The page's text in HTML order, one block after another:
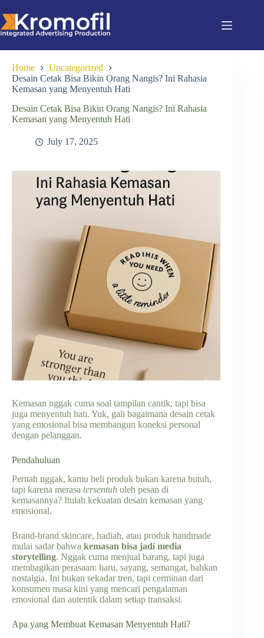
Home
Uncategorized
Desain Cetak Bisa Bikin Orang Nangis? Ini Rahasia
Kemasan yang Menyentuh Hati
Desain Cetak Bisa Bikin Orang Nangis? Ini Rahasia
Kemasan yang Menyentuh Hati
July 17, 2025
Kemasan nggak cuma soal tampilan cantik, tapi bisa
juga menyentuh hati. Yuk, gali bagaimana desain cetak
yang emosional bisa membangun koneksi personal
dengan pelanggan.
Pendahuluan
Pernah nggak, kamu beli produk bukan karena butuh,
tapi karena merasa tersentuh oleh pesan di
kemasannya? Itulah kekuatan desain kemasan yang
emosional.
Brand-brand skincare, hadiah, atau produk handmade
mulai sadar bahwa kemasan bisa jadi media
storytelling. Nggak cuma menjual barang, tapi juga
membagikan perasaan: haru, sayang, semangat, bahkan
nostalgia. Ini bukan sekadar tren, tapi cerminan dari
konsumen masa kini yang mencari pengalaman
emosional dan autentik dalam setiap transaksi.
Apa yang Membuat Kemasan Menyentuh Hati?